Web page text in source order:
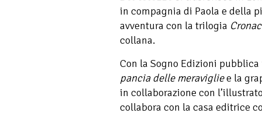
in compagnia di Paola e della
avventura con la trilogia
collana.
Con la Sogno Edizioni
pancia delle meravigliee la
in collaborazione con
collabora con la casa editrice